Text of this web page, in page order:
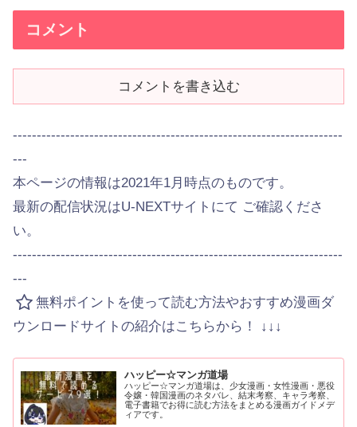
コメント
コメントを書き込む
---------------------------------------------------------------------
---
本ページの情報は2021年1月時点のものです。
最新の配信状況はU-NEXTサイトにて ご確認くださ
い。
---------------------------------------------------------------------
---
無料ポイントを使って読む方法やおすすめ漫画ダ
ウンロードサイトの紹介はこちらから！ ↓↓↓
ハッピー☆マンガ道場
ハッピー☆マンガ道場は、少女漫画・女性漫画・悪役
令嬢・韓国漫画のネタバレ、結末考察、キャラ考察、
電子書籍でお得に読む方法をまとめる漫画ガイドメデ
ィアです。